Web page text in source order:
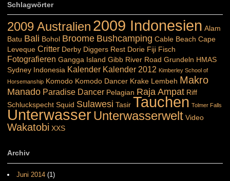
Schlagwörter
2009 Australien 2009 Indonesien Alam
Batu Bali Bohol Broome Bushcamping Cable Beach Cape
Leveque Critter Derby Diggers Rest Dorie Fiji Fisch
Fotografieren Gangga Island Gibb River Road Grundeln HMAS
Sydney Indonesia Kalender Kalender 2012 Kimberley School of
Horsemanship Komodo Komodo Dancer Krake Lembeh Makro
Manado Paradise Dancer Pelagian Raja Ampat Riff
Schluckspecht Squid Sulawesi Tasir Tauchen Tolmer Falls
UnterwasserUnterwasserwelt Video
Wakatobi XXS
Archiv
Juni 2014 (1)